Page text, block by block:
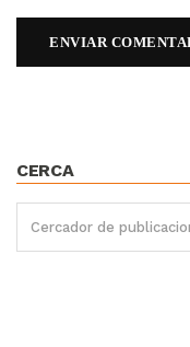
CERCA